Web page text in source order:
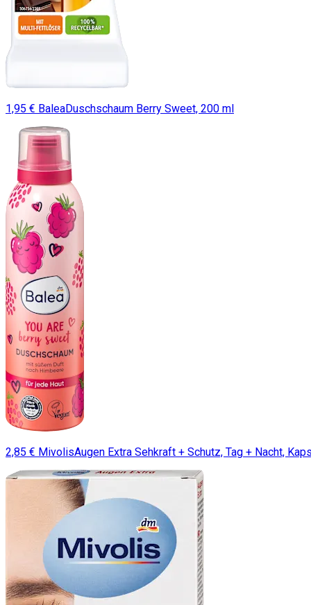
1,95 € BaleaDuschschaum Berry Sweet, 200 ml
2,85 € MivolisAugen Extra Sehkraft + Schutz, Tag + Nacht,